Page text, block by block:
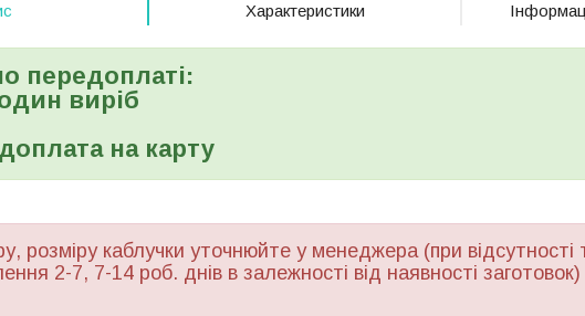
Характеристики
передоплаті:
виріб
на карту
розміру каблучки уточнюйте у менеджера (при відсутності
2-7, 7-14 роб. днів в залежності від наявності заготовок)